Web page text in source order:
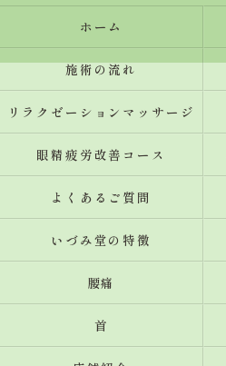
ホーム
施術の流れ
リラクゼーションマッサージ
眼精疲労改善コース
よくあるご質問
いづみ堂の特徴
腰痛
首